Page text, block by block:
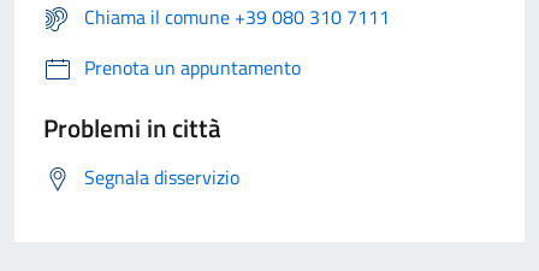
Chiama il comune +39 080 310 7111
Prenota un appuntamento
Problemi in città
Segnala disservizio